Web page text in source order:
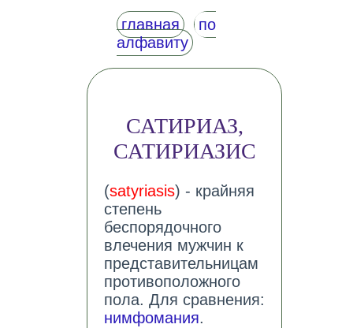
главная
по
алфавиту
САТИРИАЗ,
САТИРИАЗИС
(satyriasis) - крайняя
степень
беспорядочного
влечения мужчин к
представительницам
противоположного
пола. Для сравнения:
нимфомания.